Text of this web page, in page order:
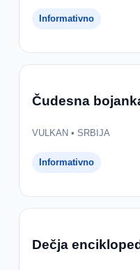
Informativno
Čudesna
VULKAN • SRBIJA
Informativno
Dečja